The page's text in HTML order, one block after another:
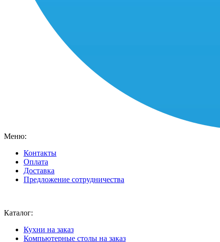
Меню:
Контакты
Оплата
Доставка
Предложение сотрудничества
Каталог:
Кухни на заказ
Компьютерные столы на заказ